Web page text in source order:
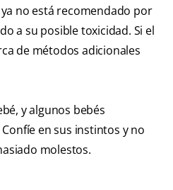
no está recomendado por
a su posible toxicidad. Si el
de métodos adicionales
y algunos bebés
en sus instintos y no
molestos.